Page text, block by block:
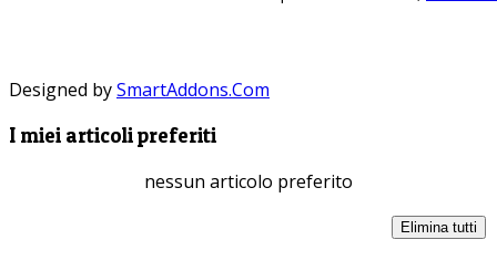
Designed bySmartAddons.Com
I miei articoli preferiti
nessun articolo preferito